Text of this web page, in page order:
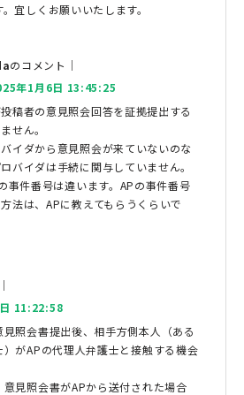
宜しくお願いいたします。
のコメント｜
年1月6日 13:45:25
稿者の意見照会回答を証拠提出する
せん。
バイダから意見照会が来ていないのな
バイダは手続に関与していません。
事件番号は違います。APの事件番号
法は、APに教えてもらうくらいで
11:22:58
照会書提出後、相手方側本人（ある
）がAPの代理人弁護士と接触する機会
見照会書がAPから送付された場合